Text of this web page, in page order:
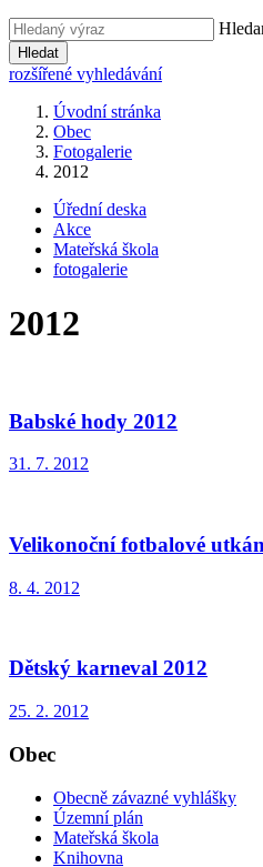
Hledat
rozšířené vyhledávání
Úvodní stránka
Obec
Fotogalerie
2012
Úřední deska
Akce
Mateřská škola
fotogalerie
2012
Babské hody 2012
31. 7. 2012
Velikonoční fotbalové
8. 4. 2012
Dětský karneval 2012
25. 2. 2012
Obec
Obecně závazné vyhlášky
Územní plán
Mateřská škola
Knihovna